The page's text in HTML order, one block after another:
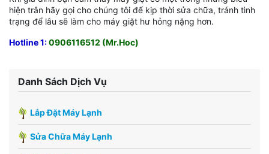
hiện trân hãy gọi cho chúng tôi để kịp thời sửa chữa, tránh tình
trạng để lâu sẽ làm cho máy giặt hư hỏng nặng hơn.
Hotline 1:0906116512 (Mr.Hoc)
Danh Sách Dịch Vụ
Lắp Đặt Máy Lạnh
Sửa Chữa Máy Lạnh